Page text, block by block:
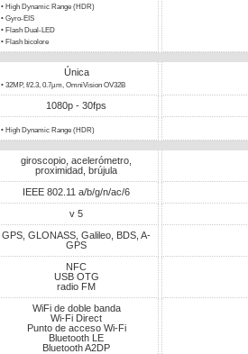
• High Dynamic Range (HDR)
• Gyro-EIS
• Flash Dual-LED
• Flash bicolore
Única
• 32MP, f/2.3, 0.7µm, OmniVision OV32B
1080p - 30fps
• High Dynamic Range (HDR)
giroscopio, acelerómetro,
proximidad, brújula
IEEE 802.11 a/b/g/n/ac/6
v 5
GPS, GLONASS, Galileo, BDS, A-
GPS
NFC
USB OTG
radio FM
WiFi de doble banda
Wi-Fi Direct
Punto de acceso Wi-Fi
Bluetooth LE
Bluetooth A2DP